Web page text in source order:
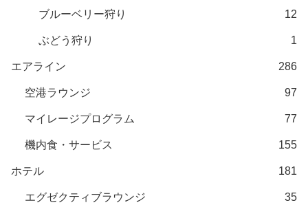
ブルーベリー狩り 12
ぶどう狩り 1
エアライン 286
空港ラウンジ 97
マイレージプログラム 77
機内食・サービス 155
ホテル 181
エグゼクティブラウンジ 35